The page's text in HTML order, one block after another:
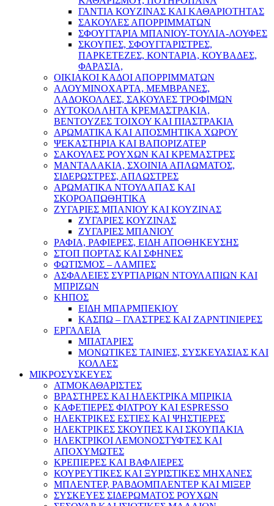
ΓΑΝΤΙΑ ΚΟΥΖΙΝΑΣ ΚΑΙ ΚΑΘΑΡΙΟΤΗΤΑΣ
ΣΑΚΟΥΛΕΣ ΑΠΟΡΡΙΜΜΑΤΩΝ
ΣΦΟΥΓΓΑΡΙΑ ΜΠΑΝΙΟΥ-ΤΟΥΛΙΑ-ΛΟΥΦΕΣ
ΣΚΟΥΠΕΣ, ΣΦΟΥΓΓΑΡΙΣΤΡΕΣ,
ΠΑΡΚΕΤΕΖΕΣ, ΚΟΝΤΑΡΙΑ, ΚΟΥΒΑΔΕΣ,
ΦΑΡΑΣΙΑ,
ΟΙΚΙΑΚΟΙ ΚΑΔΟΙ ΑΠΟΡΡΙΜΜΑΤΩΝ
ΑΛΟΥΜΙΝΟΧΑΡΤΑ, ΜΕΜΒΡΑΝΕΣ,
ΛΑΔΟΚΟΛΛΕΣ, ΣΑΚΟΥΛΕΣ ΤΡΟΦΙΜΩΝ
ΑΥΤΟΚΟΛΛΗΤΑ ΚΡΕΜΑΣΤΡΑΚΙΑ,
ΒΕΝΤΟΥΖΕΣ ΤΟΙΧΟΥ ΚΑΙ ΠΙΑΣΤΡΑΚΙΑ
ΑΡΩΜΑΤΙΚΑ KAI ΑΠΟΣΜΗΤΙΚΑ ΧΩΡΟΥ
ΨΕΚΑΣΤΗΡΙΑ ΚΑΙ ΒΑΠΟΡΙΖΑΤΕΡ
ΣΑΚΟΥΛΕΣ ΡΟΥΧΩΝ ΚΑΙ ΚΡΕΜΑΣΤΡΕΣ
ΜΑΝΤΑΛΑΚΙΑ, ΣΧΟΙΝΙΑ ΑΠΛΩΜΑΤΟΣ,
ΣΙΔΕΡΩΣΤΡΕΣ, ΑΠΛΩΣΤΡΕΣ
ΑΡΩΜΑΤΙΚΑ ΝΤΟΥΛΑΠΑΣ ΚΑΙ
ΣΚΟΡΟΑΠΩΘΗΤΙΚΑ
ΖΥΓΑΡΙΕΣ ΜΠΑΝΙΟΥ ΚΑΙ ΚΟΥΖΙΝΑΣ
ΖΥΓΑΡΙΕΣ ΚΟΥΖΙΝΑΣ
ΖΥΓΑΡΙΕΣ ΜΠΑΝΙΟΥ
ΡΑΦΙΑ, ΡΑΦΙΕΡΕΣ, ΕΙΔΗ ΑΠΟΘΗΚΕΥΣΗΣ
ΣΤΟΠ ΠΟΡΤΑΣ ΚΑΙ ΣΦΗΝΕΣ
ΦΩΤΙΣΜΟΣ – ΛΑΜΠΕΣ
ΑΣΦΑΛΕΙΕΣ ΣΥΡΤΙΑΡΙΩΝ ΝΤΟΥΛΑΠΙΩΝ ΚΑΙ
ΜΠΡΙΖΩΝ
ΚΗΠΟΣ
ΕΙΔΗ ΜΠΑΡΜΠΕΚΙΟΥ
ΚΑΣΠΩ – ΓΛΑΣΤΡΕΣ ΚΑΙ ΖΑΡΝΤΙΝΙΕΡΕΣ
ΕΡΓΑΛΕΙΑ
ΜΠΑΤΑΡΙΕΣ
ΜΟΝΩΤΙΚΕΣ ΤΑΙΝΙΕΣ, ΣΥΣΚΕΥΑΣΙΑΣ ΚΑΙ
ΚΟΛΛΕΣ
ΜΙΚΡΟΣΥΣΚΕΥΕΣ
ΑΤΜΟΚΑΘΑΡΙΣΤΕΣ
ΒΡΑΣΤΗΡΕΣ ΚΑΙ ΗΛΕΚΤΡΙΚΑ ΜΠΡΙΚΙΑ
ΚΑΦΕΤΙΕΡΕΣ ΦΙΛΤΡΟΥ ΚΑΙ ESPRESSO
ΗΛΕΚΤΡΙΚΕΣ ΕΣΤΙΕΣ ΚΑΙ ΨΗΣΤΙΕΡΕΣ
ΗΛΕΚΤΡΙΚΕΣ ΣΚΟΥΠΕΣ ΚΑΙ ΣΚΟΥΠΑΚΙΑ
ΗΛΕΚΤΡΙΚΟΙ ΛΕΜΟΝΟΣΤΥΦΤΕΣ ΚΑΙ
ΑΠΟΧΥΜΩΤΕΣ
ΚΡΕΠΙΕΡΕΣ ΚΑΙ ΒΑΦΛΙΕΡΕΣ
ΚΟΥΡΕΥΤΙΚΕΣ ΚΑΙ ΞΥΡΙΣΤΙΚΕΣ ΜΗΧΑΝΕΣ
ΜΠΛΕΝΤΕΡ, ΡΑΒΔΟΜΠΛΕΝΤΕΡ ΚΑΙ ΜΙΞΕΡ
ΣΥΣΚΕΥΕΣ ΣΙΔΕΡΩΜΑΤΟΣ ΡΟΥΧΩΝ